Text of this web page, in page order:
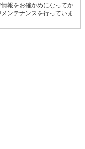
報をお確かめになってか
ンテナンスを行っていま